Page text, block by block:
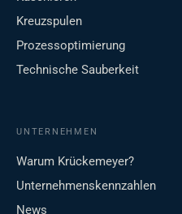
Kreuzspulen
Prozessoptimierung
Technische Sauberkeit
UNTERNEHMEN
Warum Krückemeyer?
Unternehmenskennzahlen
News